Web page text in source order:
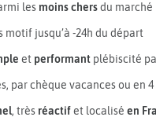
les moins chersdu marché
motif jusqu’à -24h du départ
et performant plébiscité
par chèque vacances ou en
, très réactifet localisé en